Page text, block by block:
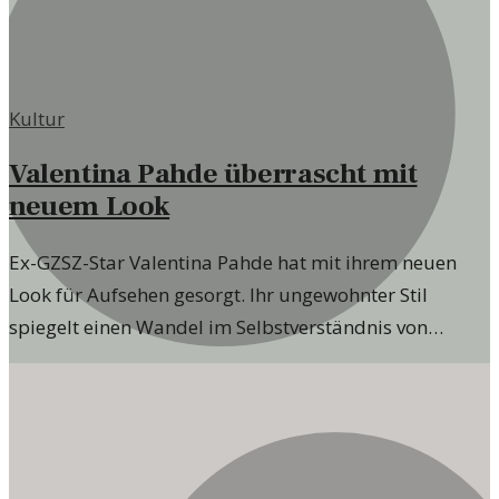
Kultur
Valentina Pahde überrascht mit
neuem Look
Ex-GZSZ-Star Valentina Pahde hat mit ihrem neuen
Look für Aufsehen gesorgt. Ihr ungewohnter Stil
spiegelt einen Wandel im Selbstverständnis von